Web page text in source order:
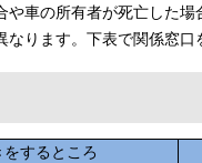
車の所有者が死亡した場
ります。下表で関係窓口
をするところ